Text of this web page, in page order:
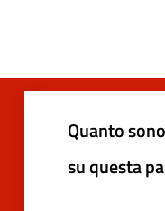
Quanto
su questa